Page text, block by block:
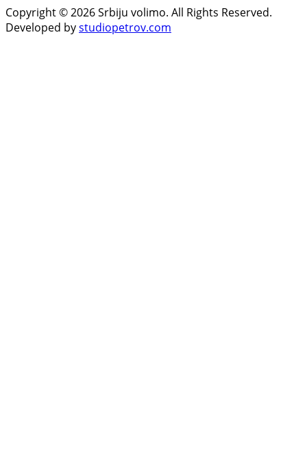
Copyright © 2026 Srbiju volimo. All Rights Reserved.
Developed bystudiopetrov.com